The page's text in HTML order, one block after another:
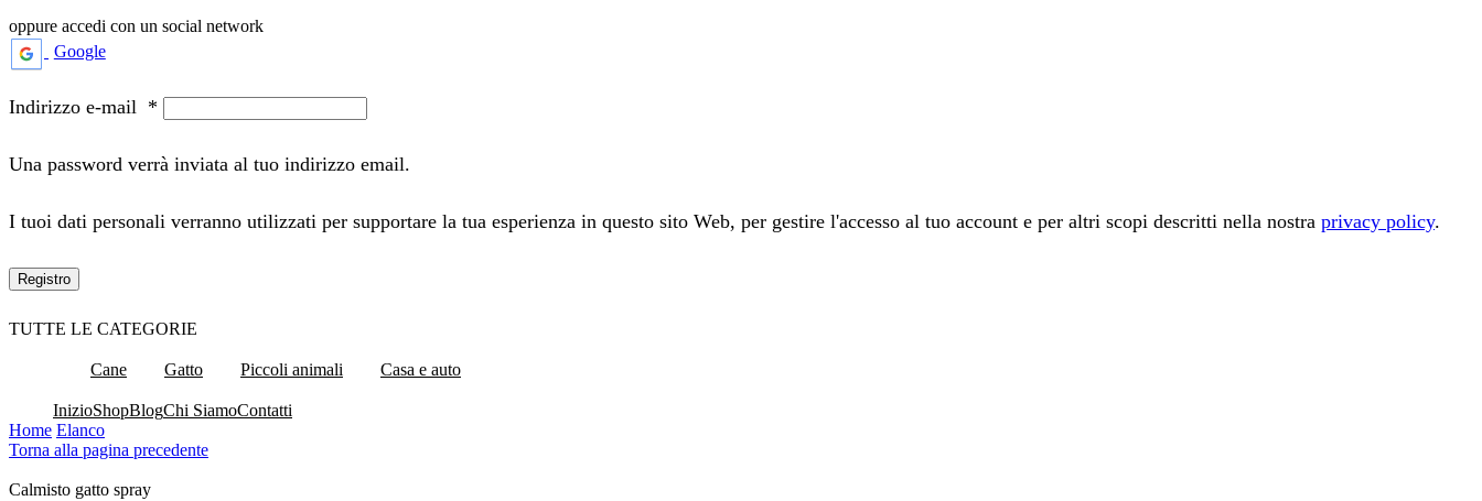
oppure accedi con un social network
Google
Indirizzo e-mail *
Una password verrà inviata al tuo indirizzo email.
I tuoi dati personali verranno utilizzati per supportare la tua esperienza in questo sito Web, per gestire l'accesso al tuo account e per altri scopi descritti nella nostra privacy policy.
Registro
TUTTE LE CATEGORIE
Cane Gatto Piccoli animali Casa e auto
InizioShopBlogChi SiamoContatti
Home Elanco
Torna alla pagina precedente
Calmisto gatto spray